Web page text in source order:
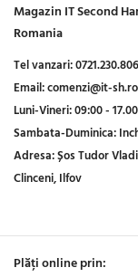
Magazin IT Second
Romania
Tel vanzari:
Email:comenzi@it-sh.ro
Luni-Vineri:09:00 - 17.00
Sambata-Duminica:
Adresa:Șos Tudor
Clinceni, Ilfov
Plăți online prin: